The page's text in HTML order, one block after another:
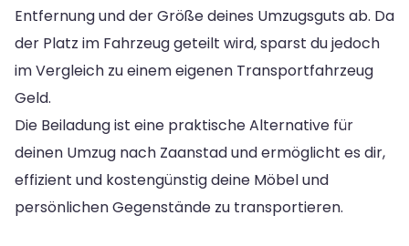
Entfernung und der Größe deines Umzugsguts ab. Da
der Platz im Fahrzeug geteilt wird, sparst du jedoch
im Vergleich zu einem eigenen Transportfahrzeug
Geld.
Die Beiladung ist eine praktische Alternative für
deinen Umzug nach Zaanstad und ermöglicht es dir,
effizient und kostengünstig deine Möbel und
persönlichen Gegenstände zu transportieren.